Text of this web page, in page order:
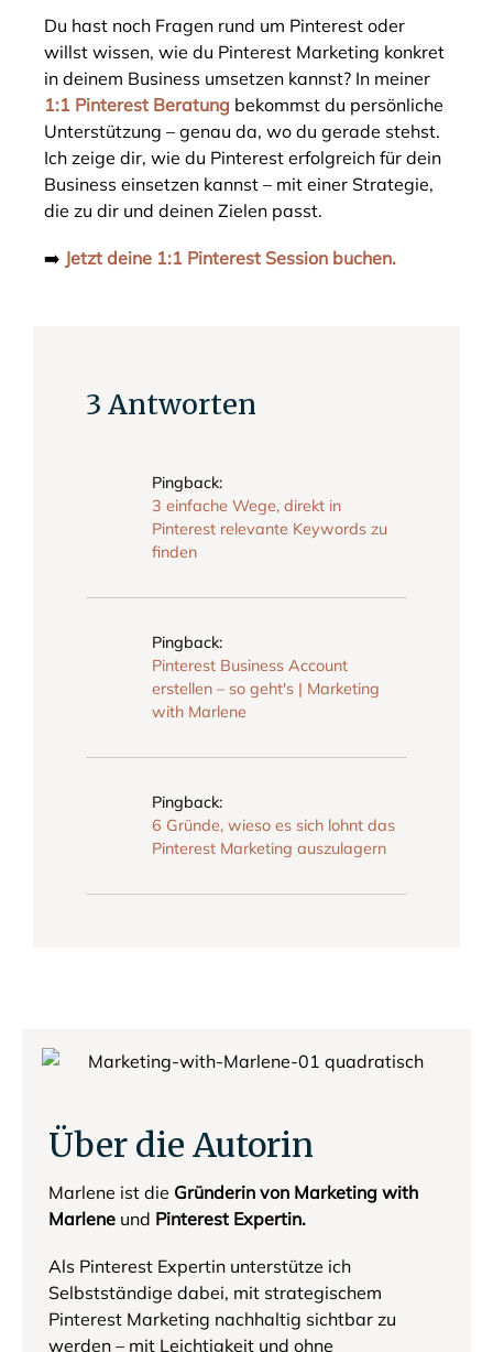
Du hast noch Fragen rund um Pinterest oder
willst wissen, wie du Pinterest Marketing konkret
in deinem Business umsetzen kannst? In meiner
1:1 Pinterest Beratung bekommst du persönliche
Unterstützung – genau da, wo du gerade stehst.
Ich zeige dir, wie du Pinterest erfolgreich für dein
Business einsetzen kannst – mit einer Strategie,
die zu dir und deinen Zielen passt.
➡️ Jetzt deine 1:1 Pinterest Session buchen.
3 Antworten
Pingback:
3 einfache Wege, direkt in
Pinterest relevante Keywords zu
finden
Pingback:
Pinterest Business Account
erstellen – so geht's | Marketing
with Marlene
Pingback:
6 Gründe, wieso es sich lohnt das
Pinterest Marketing auszulagern
Über die Autorin
Marlene ist die Gründerin von Marketing with
Marlene und Pinterest Expertin.
Als Pinterest Expertin unterstütze ich
Selbstständige dabei, mit strategischem
Pinterest Marketing nachhaltig sichtbar zu
werden – mit Leichtigkeit und ohne